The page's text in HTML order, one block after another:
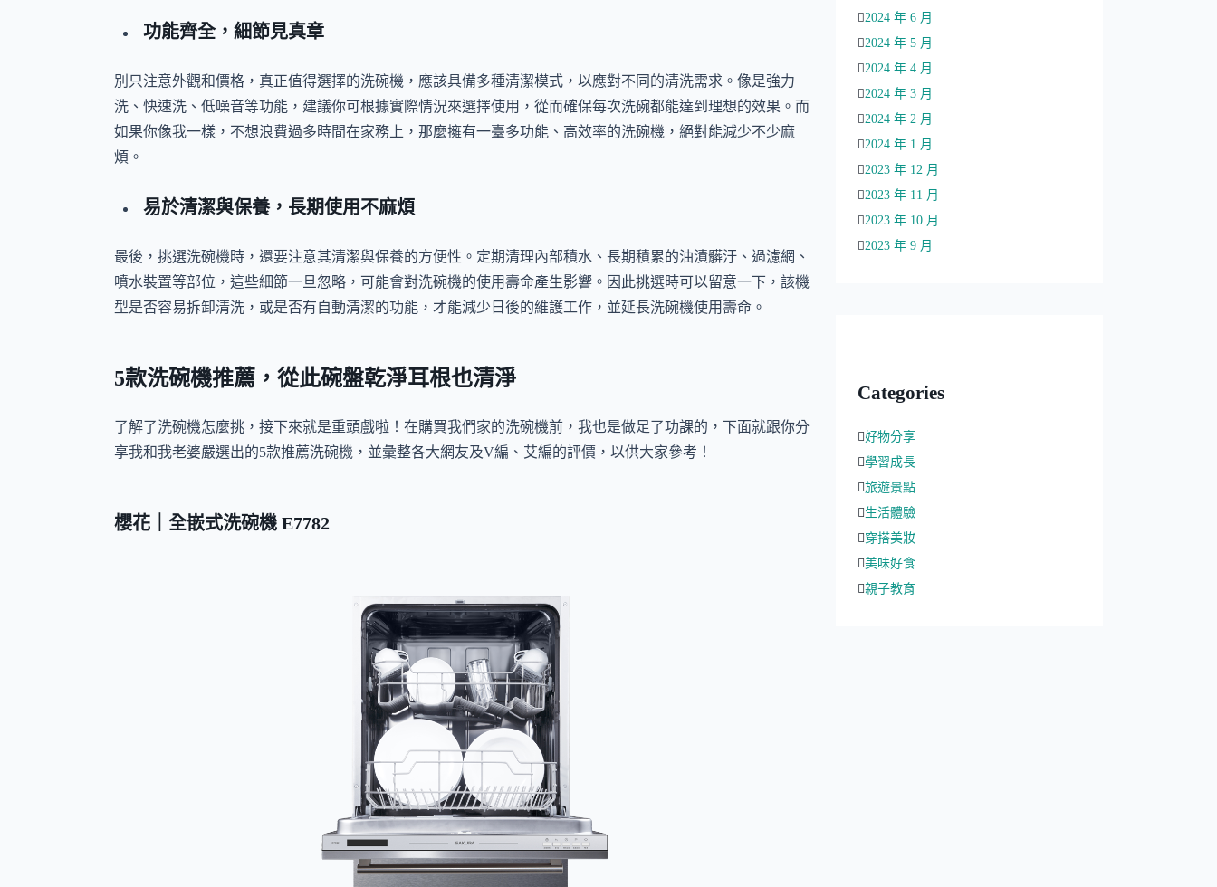
功能齊全，細節見真章
別只注意外觀和價格，真正值得選擇的洗碗機，應該具備多種清潔模式，以應對不同的清洗需求。像是強力
洗、快速洗、低噪音等功能，建議你可根據實際情況來選擇使用，從而確保每次洗碗都能達到理想的效果。而
如果你像我一樣，不想浪費過多時間在家務上，那麼擁有一臺多功能、高效率的洗碗機，絕對能減少不少麻
煩。
易於清潔與保養，長期使用不麻煩
最後，挑選洗碗機時，還要注意其清潔與保養的方便性。定期清理內部積水、長期積累的油漬髒汙、過濾網、
噴水裝置等部位，這些細節一旦忽略，可能會對洗碗機的使用壽命產生影響。因此挑選時可以留意一下，該機
型是否容易拆卸清洗，或是否有自動清潔的功能，才能減少日後的維護工作，並延長洗碗機使用壽命。
5款洗碗機推薦，從此碗盤乾淨耳根也清淨
了解了洗碗機怎麼挑，接下來就是重頭戲啦！在購買我們家的洗碗機前，我也是做足了功課的，下面就跟你分
享我和我老婆嚴選出的5款推薦洗碗機，並彙整各大網友及V編、艾編的評價，以供大家參考！
櫻花｜全嵌式洗碗機 E7782
2024 年 6 月
2024 年 5 月
2024 年 4 月
2024 年 3 月
2024 年 2 月
2024 年 1 月
2023 年 12 月
2023 年 11 月
2023 年 10 月
2023 年 9 月
Categories
好物分享
學習成長
旅遊景點
生活體驗
穿搭美妝
美味好食
親子教育